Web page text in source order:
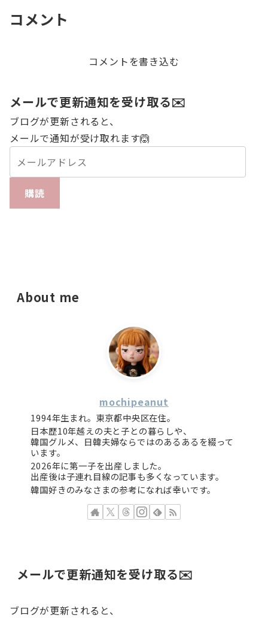
te
コメント
コメントを書き込む
メールで更新通知を受け取る✉️
ブログが更新されると、
メールで通知が受け取れます🙆
購読
About me
mochipeanut
1994年生まれ。東京都中央区在住。
日本歴10年越えの夫と子との暮らしや、
韓国グルメ、日韓夫婦ならではのあるあるを綴って
います。
2026年に第一子を出産しました。
出産後は子連れ目線の記事も多くなっています。
韓国好きのみなさまの参考になれば幸いです。
メールで更新通知を受け取る✉️
ブログが更新されると、